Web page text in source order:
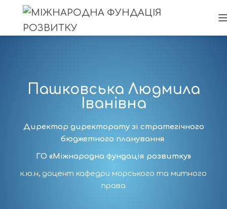
Пашковська Людмила
Іванівна
Директор директорату зі стратегічного
бюджетного планування
ГО «Міжнародна фундація розвитку»
к.ю.н, доцент кафедри морського та митного
права